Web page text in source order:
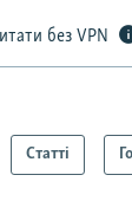
без VPN
Статті